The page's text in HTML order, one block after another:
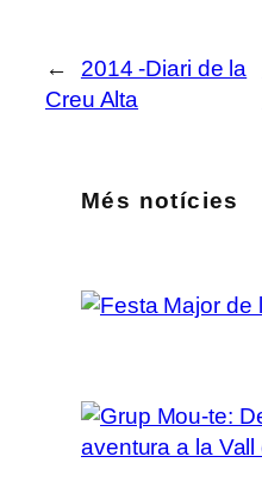
←
2014 -Diari de la
Creu Alta
Més notícies